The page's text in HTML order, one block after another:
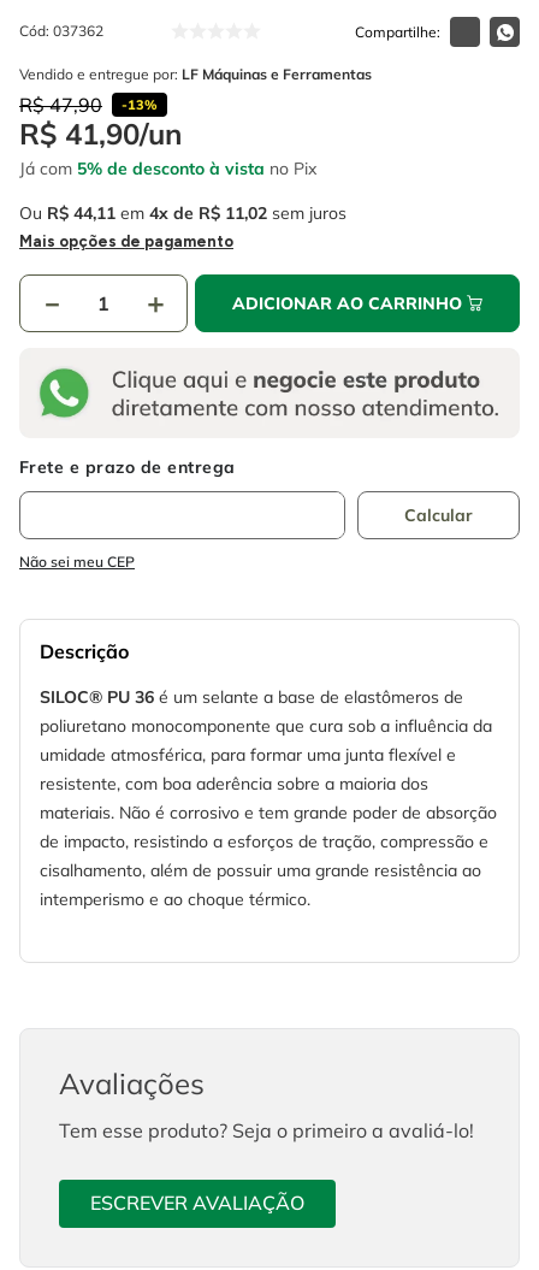
Cód: 037362
Vendido e entregue por: LF Máquinas e Ferramentas
R$ 47,90 -13%
R$ 41,90/un
Já com 5% de desconto à vista no Pix
Ou R$ 44,11 em 4 R$ 11,02 sem juros
Mais opções de pagamento
＋
－ ADICIONAR AO CARRINHO
Não sei meu CEP
Descrição
SILOC® PU 36 é um selante a base de elastômeros de
poliuretano monocomponente que cura sob a influência da
umidade atmosférica, para formar uma junta flexível e
resistente, com boa aderência sobre a maioria dos
materiais. Não é corrosivo e tem grande poder de absorção
de impacto, resistindo a esforços de tração, compressão e
cisalhamento, além de possuir uma grande resistência ao
intemperismo e ao choque térmico.
Avaliações
Tem esse produto? Seja o primeiro a avaliá-lo!
ESCREVER AVALIAÇÃO
8º fio
lavadora alta pressão
10
º serra copo
º luva
º lavadora alta pressão
10